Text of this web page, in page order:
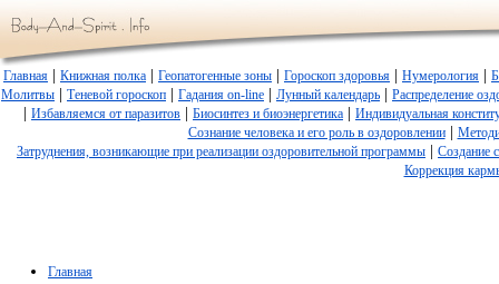
Главная | Книжная полка | Геопатогенные зоны | Гороскоп здоровья | Нумерология |
Молитвы | Теневой гороскоп | Гадания on-line | Лунный календарь | Распределение
| Избавляемся от паразитов | Биосинтез и биоэнергетика | Индивидуальная
Сознание человека и его роль в оздоровлении|
Затруднения, возникающие при реализации оздоровительной программы | Создание
Коррекция
Главная